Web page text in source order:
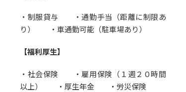
・制服貸与 ・通勤手当（距離に制限あ
り） ・車通勤可能（駐車場あり）
【福利厚生】
・社会保険 ・雇用保険（１週２０時間
以上） ・厚生年金 ・労災保険